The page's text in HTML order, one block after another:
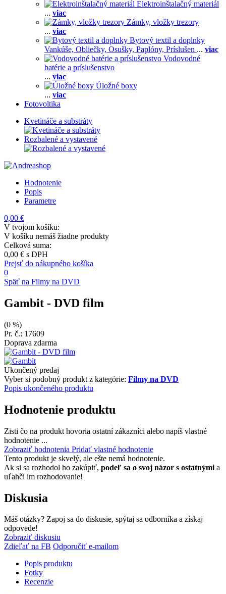
Elektroinštalačný materiál
... viac
Zámky, vložky trezory
... viac
Bytový textil a doplnky
Vankúše, Obliečky, Osušky, Paplóny, Príslušen ... viac
Vodovodné
batérie a príslušenstvo
... viac
Úložné boxy
... viac
Fotovoltika
Kvetináče a substráty
Rozbalené a vystavené
Hodnotenie
Popis
Parametre
0,00 €
V tvojom košíku:
V košíku nemáš žiadne produkty
Celková suma:
0,00 € s DPH
Prejsť do nákupného košíka
0
Späť na Filmy na DVD
Gambit - DVD film
(0 %)
Pr. č.: 17609
Doprava zdarma
Ukončený predaj
Vyber si podobný produkt z kategórie: Filmy na DVD
Popis ukončeného produktu
Hodnotenie produktu
Zisti čo na produkt hovoria ostatní zákazníci alebo napíš vlastné
hodnotenie ...
Zobraziť hodnotenia Pridať vlastné hodnotenie
Tento produkt je skvelý, ale ešte nemá hodnotenie.
Ak si sa rozhodol ho zakúpiť, podeľ sa o svoj názor s ostatnými a
uľahči im rozhodovanie!
Diskusia
Máš otázky? Zapoj sa do diskusie, spýtaj sa odborníka a získaj
odpovede!
Zobraziť diskusiu
Zdieľať na FB Odporučiť e-mailom
Popis produktu
Fotky
Recenzie